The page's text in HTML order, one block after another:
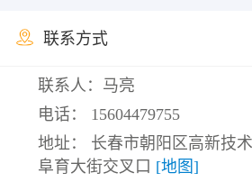
联系方式
联系人：马亮
电话： 15604479755
地址： 长春市朝阳区高新技
阜育大街交叉口 [地图]